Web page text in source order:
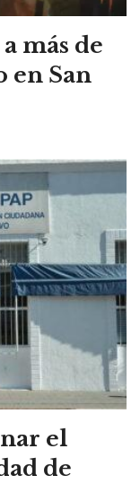
más de
en San
el
de